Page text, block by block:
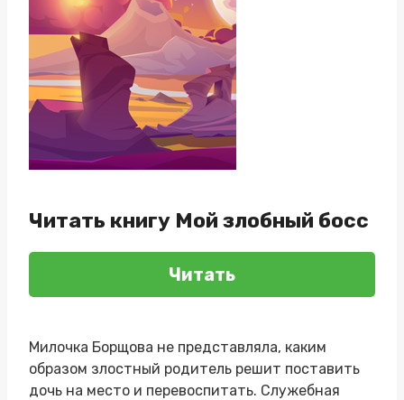
Читать книгу Мой злобный босс
Читать
Милочка Борщова не представляла, каким
образом злостный родитель решит поставить
дочь на место и перевоспитать. Служебная